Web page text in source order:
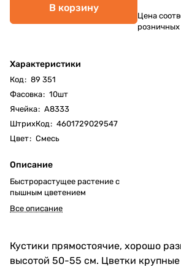
В корзину
Характеристики
Код: 89 351
Фасовка: 10шт
Ячейка: А8333
ШтрихКод: 4601729029547
Цвет: Смесь
Описание
Быстрорастущее растение с
пышным цветением
Все описание
Цена
Кустики прямостоячие, хорошо
высотой 50-55 см. Цветки